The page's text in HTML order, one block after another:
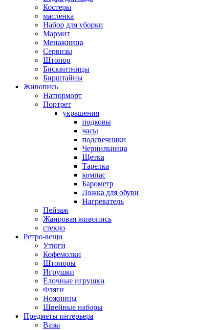
Костеры
масленка
Набор для уборки
Мармит
Менажница
Сервизы
Штопор
Бисквитницы
Бирштайны
Живопись
Натюрморт
Портрет
украшения
подковы
часы
подсвечники
Чернильница
Щетка
Тарелка
компас
Барометр
Ложка для обуви
Нагреватель
Пейзаж
Жанровая живопись
стекло
Ретро-вещи
Утюги
Кофемолки
Штопоры
Игрушки
Ёлочные игрушки
Фляги
Ножницы
Швейные наборы
Предметы интерьера
Вазы